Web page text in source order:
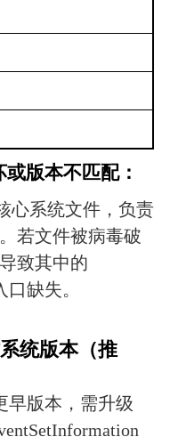
版本不匹配：
心系统文件，负责
若文件被病毒破
致其中的
缺失。
统版本（推
早版本，需升级